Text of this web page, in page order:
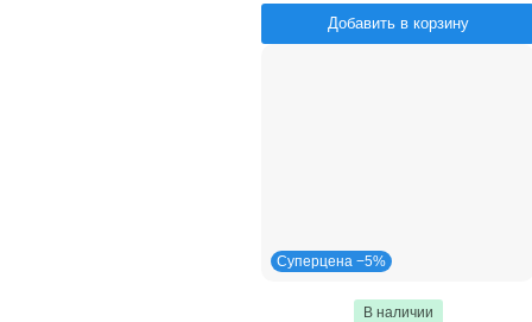
Добавить в корзину
Суперцена −5%
В наличии